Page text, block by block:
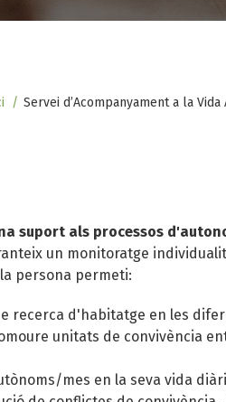
Servei d’Acompanyament a la Vida
suport als processos
un monitoratge
persona permeti:
recerca d'habitatge en les
unitats de convivència
mes en la seva vida